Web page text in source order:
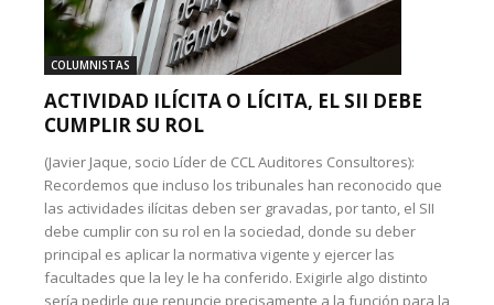
COLUMNISTAS
ACTIVIDAD ILÍCITA O LÍCITA, EL SII DEBE
CUMPLIR SU ROL
(Javier Jaque, socio Líder de CCL Auditores Consultores):
Recordemos que incluso los tribunales han reconocido que
las actividades ilícitas deben ser gravadas, por tanto, el SII
debe cumplir con su rol en la sociedad, donde su deber
principal es aplicar la normativa vigente y ejercer las
facultades que la ley le ha conferido. Exigirle algo distinto
sería pedirle que renuncie precisamente a la función para la